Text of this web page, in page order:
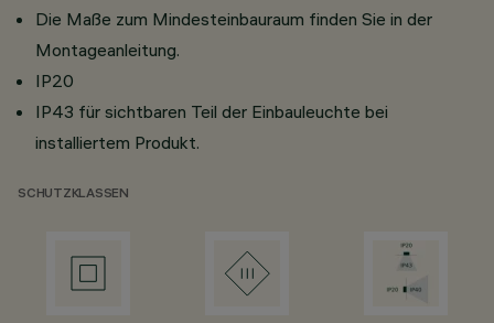
Die Maße zum Mindesteinbauraum finden Sie in der
Montageanleitung.
IP20
IP43 für sichtbaren Teil der Einbauleuchte bei
installiertem Produkt.
SCHUTZKLASSEN